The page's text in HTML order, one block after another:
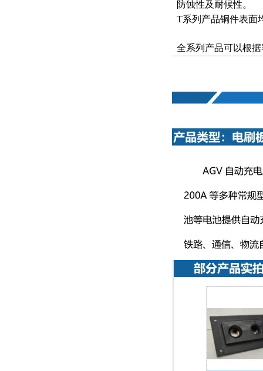
防蚀性及耐候性。
T系列产品铜件表面
全系列产品可以根